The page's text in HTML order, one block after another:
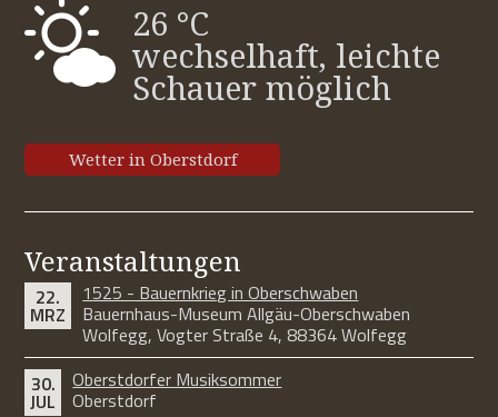
26 °C
wechselhaft, leichte
Schauer möglich
Wetter in Oberstdorf
Veranstaltungen
22.
MRZ
1525 - Bauernkrieg in Oberschwaben
Bauernhaus-Museum Allgäu-Oberschwaben
Wolfegg, Vogter Straße 4, 88364 Wolfegg
30.
JUL
Oberstdorfer Musiksommer
Oberstdorf